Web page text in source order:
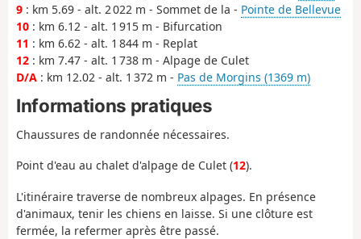
9 : km 5.69 - alt. 2 022 m - Sommet de la - Pointe de Bellevue
10 : km 6.12 - alt. 1 915 m - Bifurcation
11 : km 6.62 - alt. 1 844 m - Replat
12 : km 7.47 - alt. 1 738 m - Alpage de Culet
D/A : km 12.02 - alt. 1 372 m - Pas de Morgins (1369 m)
Informations pratiques
Chaussures de randonnée nécessaires.
Point d'eau au chalet d'alpage de Culet (12).
L'itinéraire traverse de nombreux alpages. En présence
d'animaux, tenir les chiens en laisse. Si une clôture est
fermée, la refermer après être passé.